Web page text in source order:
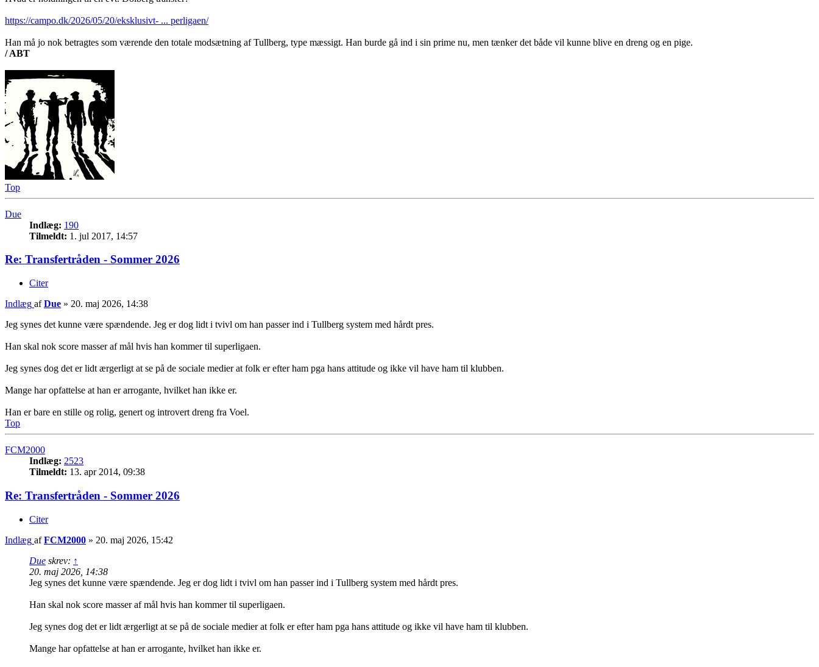
https://campo.dk/2026/05/20/eksklusivt- ... perligaen/
Han må jo nok betragtes som værende den totale modsætning af Tullberg, type mæssigt. Han burde gå ind i sin prime nu, men tænker det både vil kunne blive en dreng og en pige.
/ ABT
Top
Due
Indlæg: 190
Tilmeldt: 1. jul 2017, 14:57
Re: Transfertråden - Sommer 2026
Citer
Indlæg afDue » 20. maj 2026, 14:38
Jeg synes det kunne være spændende. Jeg er dog lidt i tvivl om han passer ind i Tullberg system med hårdt pres.
Han skal nok score masser af mål hvis han kommer til superligaen.
Jeg synes dog det er lidt ærgerligt at se på de sociale medier at folk er efter ham pga hans attitude og ikke vil have ham til klubben.
Mange har opfattelse at han er arrogante, hvilket han ikke er.
Han er bare en stille og rolig, genert og introvert dreng fra Voel.
Top
FCM2000
Indlæg: 2523
Tilmeldt: 13. apr 2014, 09:38
Re: Transfertråden - Sommer 2026
Citer
Indlæg afFCM2000 » 20. maj 2026, 15:42
Due skrev: ↑
20. maj 2026, 14:38
Jeg synes det kunne være spændende. Jeg er dog lidt i tvivl om han passer ind i Tullberg system med hårdt pres.
Han skal nok score masser af mål hvis han kommer til superligaen.
Jeg synes dog det er lidt ærgerligt at se på de sociale medier at folk er efter ham pga hans attitude og ikke vil have ham til klubben.
Mange har opfattelse at han er arrogante, hvilket han ikke er.